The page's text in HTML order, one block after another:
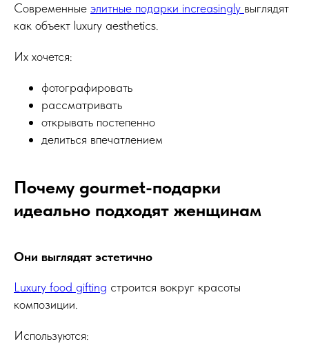
Современные элитные подарки increasingly выглядят
как объект luxury aesthetics.
Их хочется:
фотографировать
рассматривать
открывать постепенно
делиться впечатлением
Почему gourmet-подарки
идеально подходят женщинам
Они выглядят эстетично
Luxury food gifting строится вокруг красоты
композиции.
Используются: